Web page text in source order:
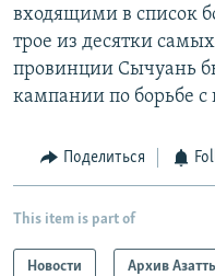
входящими в список
трое из десятки
провинции Сычуань
кампании по борьбе с
Поделиться
This item is part of
Новости Архив